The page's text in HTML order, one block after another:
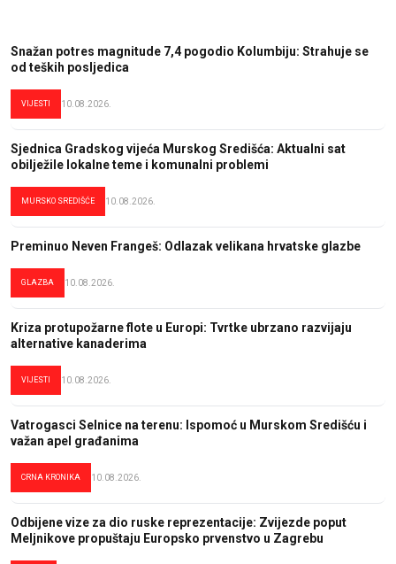
Snažan potres magnitude 7,4 pogodio Kolumbiju: Strahuje se
od teških posljedica
VIJESTI 10.08.2026.
Sjednica Gradskog vijeća Murskog Središća: Aktualni sat
obilježile lokalne teme i komunalni problemi
MURSKO SREDIŠĆE 10.08.2026.
Preminuo Neven Frangeš: Odlazak velikana hrvatske glazbe
GLAZBA 10.08.2026.
Kriza protupožarne flote u Europi: Tvrtke ubrzano razvijaju
alternative kanaderima
VIJESTI 10.08.2026.
Vatrogasci Selnice na terenu: Ispomoć u Murskom Središću i
važan apel građanima
CRNA KRONIKA 10.08.2026.
Odbijene vize za dio ruske reprezentacije: Zvijezde poput
Meljnikove propuštaju Europsko prvenstvo u Zagrebu